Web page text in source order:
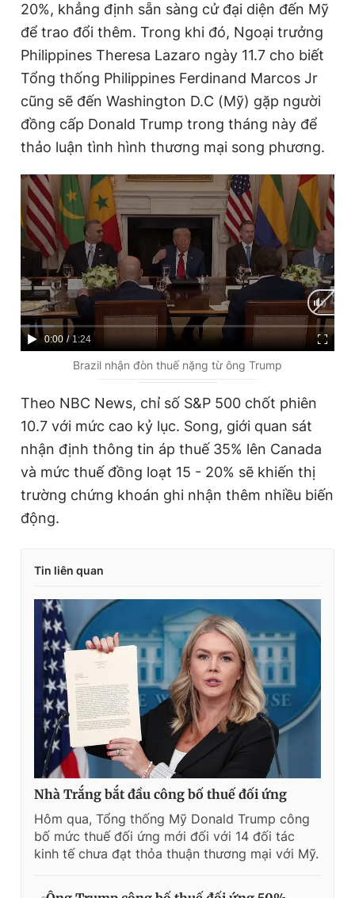
20%, khẳng định sẵn sàng cử đại diện đến Mỹ
để trao đổi thêm. Trong khi đó, Ngoại trưởng
Philippines Theresa Lazaro ngày 11.7 cho biết
Tổng thống Philippines Ferdinand Marcos Jr
cũng sẽ đến Washington D.C (Mỹ) gặp người
đồng cấp Donald Trump trong tháng này để
thảo luận tình hình thương mại song phương.
C
r
n
e
0:00 / D
u
a
i
1:24
Brazil nhận đòn thuế nặng từ ông Trump
Theo NBC News, chỉ số S&P 500 chốt phiên
10.7 với mức cao kỷ lục. Song, giới quan sát
nhận định thông tin áp thuế 35% lên Canada
và mức thuế đồng loạt 15 - 20% sẽ khiến thị
trường chứng khoán ghi nhận thêm nhiều biến
động.
Tin liên quan
Nhà Trắng bắt đầu công bố thuế đối ứng
Hôm qua, Tổng thống Mỹ Donald Trump công
bố mức thuế đối ứng mới đối với 14 đối tác
kinh tế chưa đạt thỏa thuận thương mại với Mỹ.